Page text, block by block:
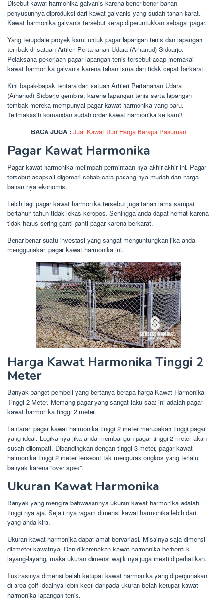
Disebut kawat harmonika galvanis karena bener-bener bahan
penyusunnya diproduksi dari kawat galvanis yang sudah tahan karat.
Kawat harmonika galvanis tersebut kerap diperuntukkan sebagai pagar.
Yang terupdate proyek kami untuk pagar lapangan tenis dan lapangan
tembak di satuan Artileri Pertahanan Udara (Arhanud) Sidoarjo.
Pelaksana pekerjaan pagar lapangan tenis tersebut acap memakai
kawat harmonika galvanis karena tahan lama dan tidak cepat berkarat.
Kini bapak-bapak tentara dari satuan Artileri Pertahanan Udara
(Arhanud) Sidoarjo gembira, karena lapangan tenis serta lapangan
tembak mereka mempunyai pagar kawat harmonika yang baru.
Terimakasih komandan sudah order kawat harmonika ke kami!
BACA JUGA : Jual Kawat Duri Harga Berapa Pasuruan
Pagar Kawat Harmonika
Pagar kawat harmonika melimpah permintaan nya akhir-akhir ini. Pagar
tersebut acapkali digemari sebab cara pasang nya mudah dan harga
bahan nya ekonomis.
Lebih lagi pagar kawat harmonika tersebut juga tahan lama sampai
bertahun-tahun tidak lekas keropos. Sehingga anda dapat hemat karena
tidak harus sering ganti-ganti pagar karena berkarat.
Benar-benar suatu investasi yang sangat menguntungkan jika anda
menggunakan pagar kawat harmonika ini.
Harga Kawat Harmonika Tinggi 2
Meter
Banyak banget pembeli yang bertanya berapa harga Kawat Harmonika
Tinggi 2 Meter. Memang pagar yang sangat laku saat ini adalah pagar
kawat harmonika tinggi 2 meter.
Lantaran pagar kawat harmonika tinggi 2 meter merupakan tinggi pagar
yang ideal. Logika nya jika anda membangun pagar tinggi 2 meter akan
susah dilompati. Dibandingkan dengan tinggi 3 meter, pagar kawat
harmonika tinggi 2 meter tersebut tak menguras ongkos yang terlalu
banyak karena “over spek”.
Ukuran Kawat Harmonika
Banyak yang mengira bahwasannya ukuran kawat harmonika adalah
tinggi nya aja. Sejati nya ragam dimensi kawat harmonika lebih dari
yang anda kira.
Ukuran kawat harmonika dapat amat bervariasi. Misalnya saja dimensi
diameter kawatnya. Dan dikarenakan kawat harmonika berbentuk
layang-layang, maka ukuran dimensi wajik nya juga mesti diperhatikan.
Ilustrasinya dimensi belah ketupat kawat harmonika yang dipergunakan
di area golf idealnya lebih kecil daripada ukuran belah ketupat kawat
harmonika lapangan tenis.